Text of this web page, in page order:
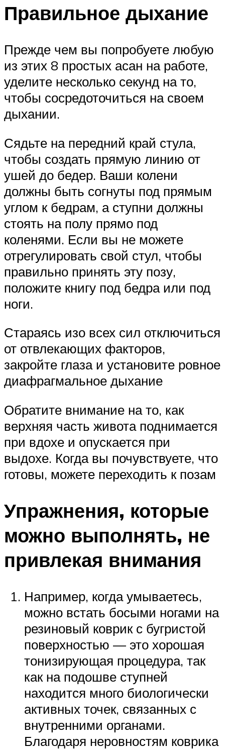
Правильное дыхание
Прежде чем вы попробуете любую
из этих 8 простых асан на работе,
уделите несколько секунд на то,
чтобы сосредоточиться на своем
дыхании.
Сядьте на передний край стула,
чтобы создать прямую линию от
ушей до бедер. Ваши колени
должны быть согнуты под прямым
углом к бедрам, а ступни должны
стоять на полу прямо под
коленями. Если вы не можете
отрегулировать свой стул, чтобы
правильно принять эту позу,
положите книгу под бедра или под
ноги.
Стараясь изо всех сил отключиться
от отвлекающих факторов,
закройте глаза и установите ровное
диафрагмальное дыхание
Обратите внимание на то, как
верхняя часть живота поднимается
при вдохе и опускается при
выдохе. Когда вы почувствуете, что
готовы, можете переходить к позам
Упражнения, которые
можно выполнять, не
привлекая внимания
Например, когда умываетесь,
можно встать босыми ногами на
резиновый коврик с бугристой
поверхностью — это хорошая
тонизирующая процедура, так
как на подошве ступней
находится много биологически
активных точек, связанных с
внутренними органами.
Благодаря неровностям коврика